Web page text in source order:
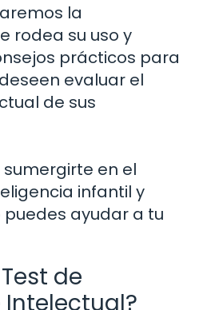
la
rodea su uso y
prácticos para
evaluar el
de sus
en el
infantil y
ayudar a tu
de